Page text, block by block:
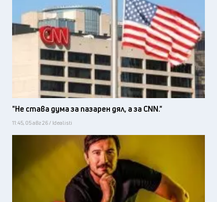
"Не става дума за пазарен дял, а за CNN."
11:45, 05 авг 26 / Idealisti